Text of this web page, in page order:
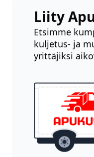
Liity
Etsimme
kuljetus- ja
yrittäjiksi